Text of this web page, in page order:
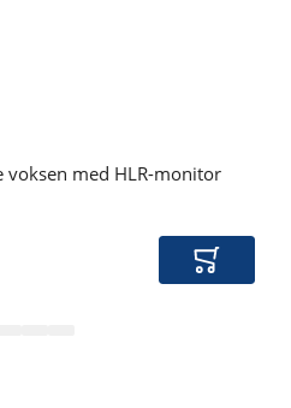
voksen med HLR-monitor
Legg i